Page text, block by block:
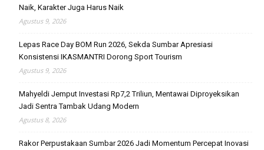
Naik, Karakter Juga Harus Naik
Agustus 9, 2026
Lepas Race Day BOM Run 2026, Sekda Sumbar Apresiasi
Konsistensi IKASMANTRI Dorong Sport Tourism
Agustus 9, 2026
Mahyeldi Jemput Investasi Rp7,2 Triliun, Mentawai Diproyeksikan
Jadi Sentra Tambak Udang Modern
Agustus 8, 2026
Rakor Perpustakaan Sumbar 2026 Jadi Momentum Percepat Inovasi